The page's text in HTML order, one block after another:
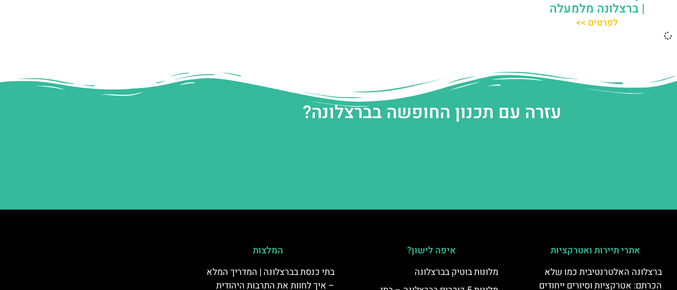
| ברצלונה מלמעלה
לפרטים >>
עזרה עם תכנון החופשה בברצלונה?
אתרי תיירות ואטרקציות
ברצלונה האלטרנטיבית כמו שלא
הכרתם: אטרקציות וסיורים ייחודים
איפה לישון?
מלונות בוטיק בברצלונה
המלצות
בתי כנסת בברצלונה | המדריך המלא
– איך לחוות את התרבות היהודית